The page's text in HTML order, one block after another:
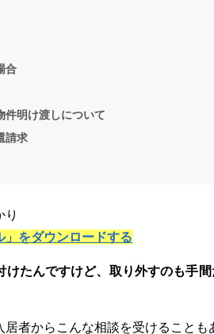
合
件明け渡しについて
請求
り
」をダウンロードする
けたんですけど、取り外すのも手
者からこんな相談を受けることも